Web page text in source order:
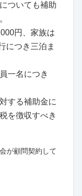
ついても補助
円、家族は
につき三泊ま
一名につき
する補助金に
を徴収すべき
が顧問契約して